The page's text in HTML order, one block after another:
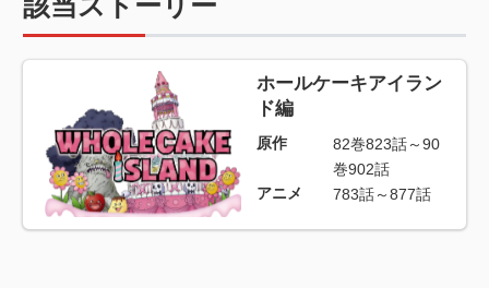
ホールケーキアイラン
ド編
原作
82巻823話～90
巻902話
アニメ
783話～877話